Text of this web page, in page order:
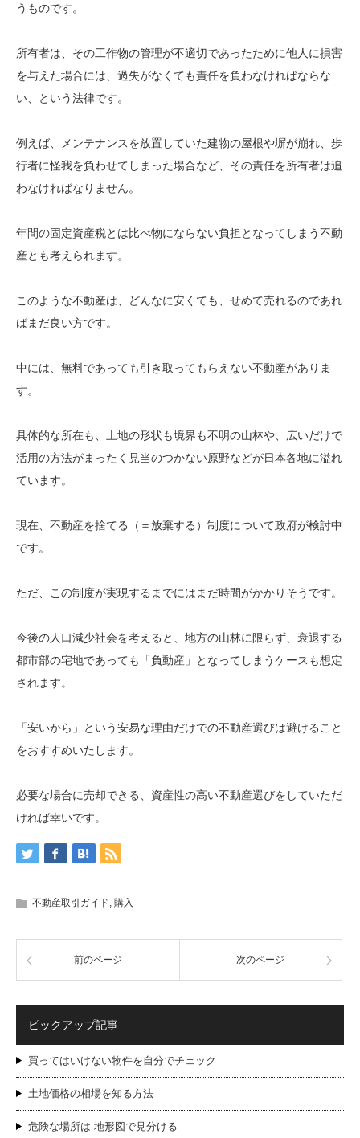
うものです。
所有者は、その工作物の管理が不適切であったために他人に損害
を与えた場合には、過失がなくても責任を負わなければならな
い、という法律です。
例えば、メンテナンスを放置していた建物の屋根や塀が崩れ、歩
行者に怪我を負わせてしまった場合など、その責任を所有者は追
わなければなりません。
年間の固定資産税とは比べ物にならない負担となってしまう不動
産とも考えられます。
このような不動産は、どんなに安くても、せめて売れるのであれ
ばまだ良い方です。
中には、無料であっても引き取ってもらえない不動産がありま
す。
具体的な所在も、土地の形状も境界も不明の山林や、広いだけで
活用の方法がまったく見当のつかない原野などが日本各地に溢れ
ています。
現在、不動産を捨てる（＝放棄する）制度について政府が検討中
です。
ただ、この制度が実現するまでにはまだ時間がかかりそうです。
今後の人口減少社会を考えると、地方の山林に限らず、衰退する
都市部の宅地であっても「負動産」となってしまうケースも想定
されます。
「安いから」という安易な理由だけでの不動産選びは避けること
をおすすめいたします。
必要な場合に売却できる、資産性の高い不動産選びをしていただ
ければ幸いです。
不動産取引ガイド 購入
前のページ 次のページ
ピックアップ記事
買ってはいけない物件を自分でチェック
土地価格の相場を知る方法
危険な場所は 地形図で見分ける